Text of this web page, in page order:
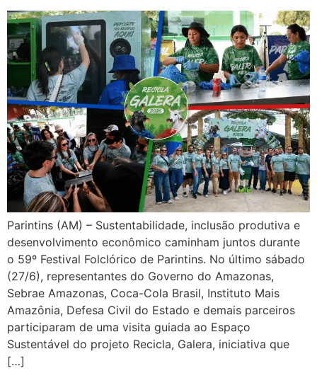
Parintins (AM) – Sustentabilidade, inclusão produtiva e
desenvolvimento econômico caminham juntos durante
o 59º Festival Folclórico de Parintins. No último sábado
(27/6), representantes do Governo do Amazonas,
Sebrae Amazonas, Coca-Cola Brasil, Instituto Mais
Amazônia, Defesa Civil do Estado e demais parceiros
participaram de uma visita guiada ao Espaço
Sustentável do projeto Recicla, Galera, iniciativa que
[…]